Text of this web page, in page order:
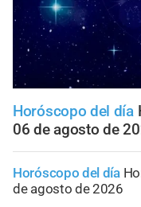
Horóscopo del día
06 de agosto de
Horóscopo del día
de agosto de 2026